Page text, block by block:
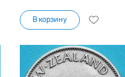
В корзину